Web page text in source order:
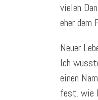
vielen
eher dem
Neuer
Ich
einen
fest, wie